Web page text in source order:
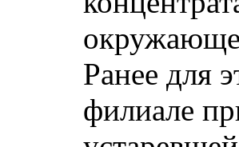
Ранее для
филиале